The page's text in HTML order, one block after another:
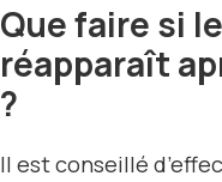
Que faire si
réapparaît
?
Il est conseillé